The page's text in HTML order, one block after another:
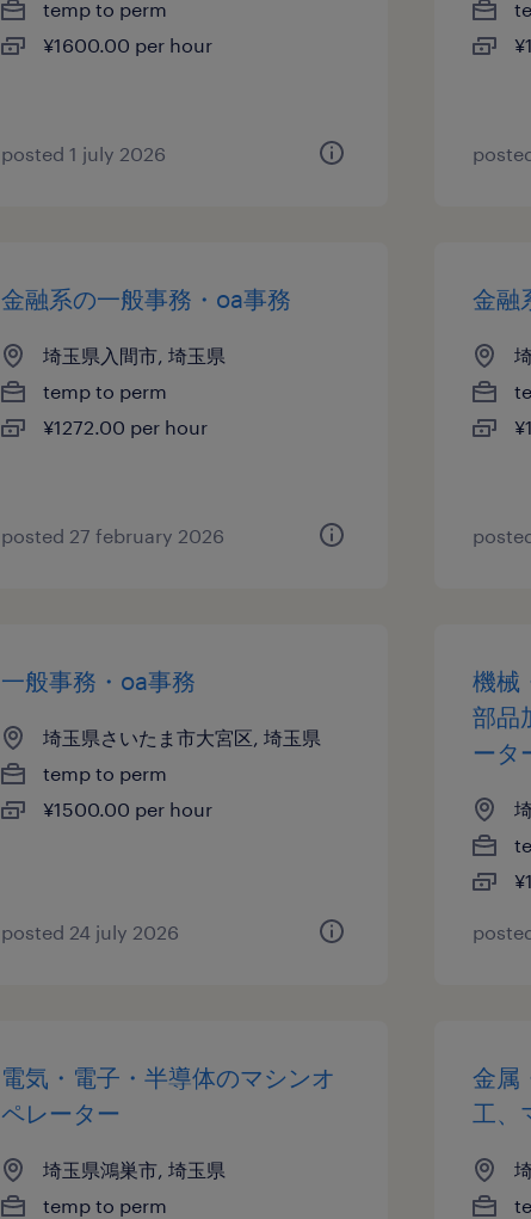
temp to perm
¥1600.00 per hour
posted 1 july 2026
金融系の一般事務・oa事務
埼玉県入間市, 埼玉県
temp to perm
¥1272.00 per hour
posted 27 february 2026
金融
一般事務・oa事務
埼玉県さいたま市大宮区, 埼玉県
temp to perm
¥1500.00 per hour
posted 24 july 2026
機械
部品
ータ
電気・電子・半導体のマシンオ
ペレーター
埼玉県鴻巣市, 埼玉県
temp to perm
金属
工、